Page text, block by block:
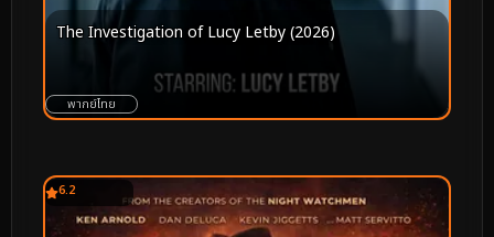
The Investigation of Lucy Letby (2026)
พากย์ไทย
6.2